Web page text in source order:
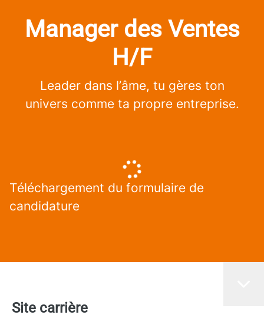
Manager des Ventes
H/F
Leader dans l’âme, tu gères ton
univers comme ta propre entreprise.
Téléchargement du formulaire de
candidature
Site carrière